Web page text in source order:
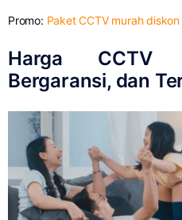
Promo: Paket CCTV murah
Harga CCTV
Bergaransi, dan